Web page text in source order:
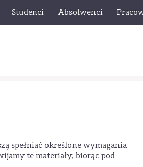
Studenci Absolwenci
spełniać określone wymagania
te materiały, biorąc pod